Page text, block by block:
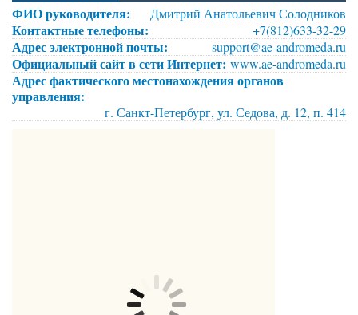
ФИО руководителя: Дмитрий Анатольевич Солодников
Контактные телефоны: +7(812)633-32-29
Адрес электронной почты: support@ae-andromeda.ru
Официальный сайт в сети Интернет: www.ae-andromeda.ru
Адрес фактического местонахождения органов
управления:
г. Санкт-Петербург, ул. Седова, д. 12, п. 414